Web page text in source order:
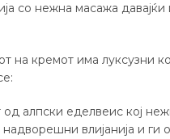
со нежна масажа
на кремот има луксузни
од алпски еделвеис кој
влијанија и ги